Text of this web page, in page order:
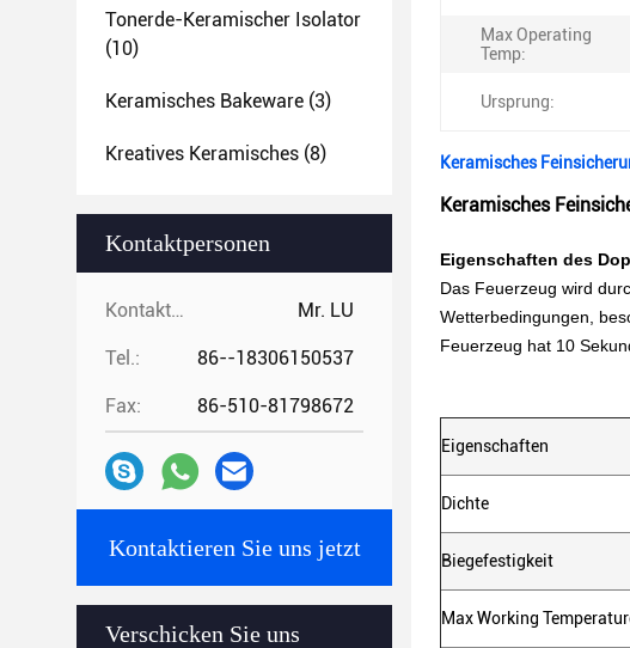
Tonerde-Keramischer Isolator
(10)
Keramisches Bakeware (3)
Kreatives Keramisches (8)
Kontaktpersonen
Kontaktpersonen: Mr. LU
Tel.: 86--18306150537
Fax: 86-510-81798672
Kontaktieren Sie uns jetzt
Verschicken Sie uns
Max Operating
Temp:
Ursprung:
Keramisches
Keramisches
Eigenschaften des
Das Feuerzeug wird
Wetterbedingungen,
Feuerzeug hat 10
Eigenschaften
Dichte
Biegefestigkeit
Max Working